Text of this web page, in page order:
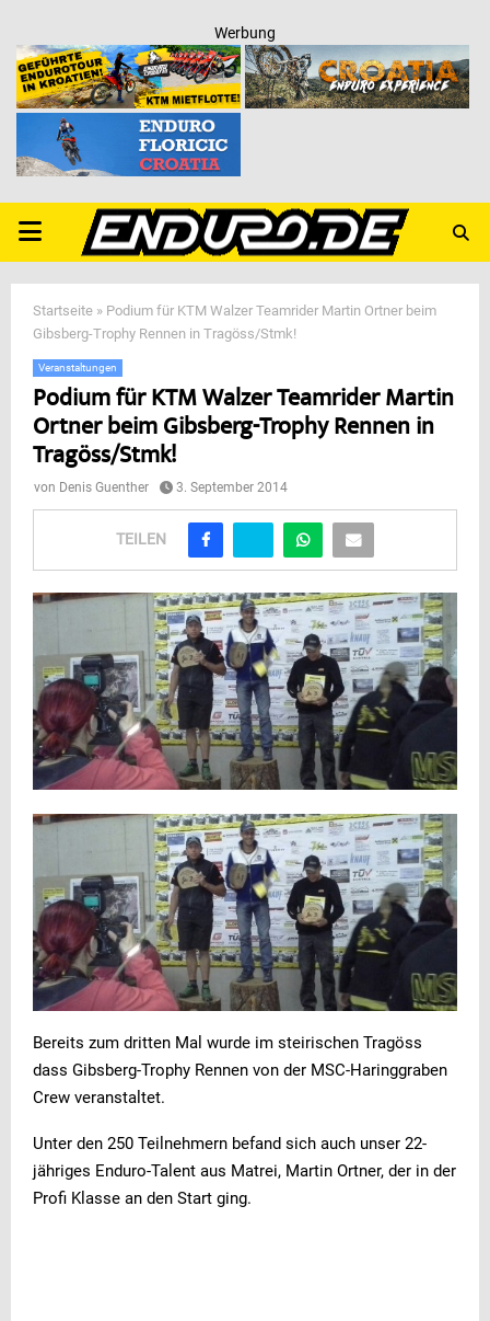
Werbung
PRIMARY
MENU
Startseite » Podium für KTM Walzer Teamrider Martin Ortner beim
Gibsberg-Trophy Rennen in Tragöss/Stmk!
Veranstaltungen
Podium für KTM Walzer Teamrider Martin
Ortner beim Gibsberg-Trophy Rennen in
Tragöss/Stmk!
von Denis Guenther 3. September 2014
TEILEN
Bereits zum dritten Mal wurde im steirischen Tragöss
dass Gibsberg-Trophy Rennen von der MSC-Haringgraben
Crew veranstaltet.
Unter den 250 Teilnehmern befand sich auch unser 22-
jähriges Enduro-Talent aus Matrei, Martin Ortner, der in der
Profi Klasse an den Start ging.